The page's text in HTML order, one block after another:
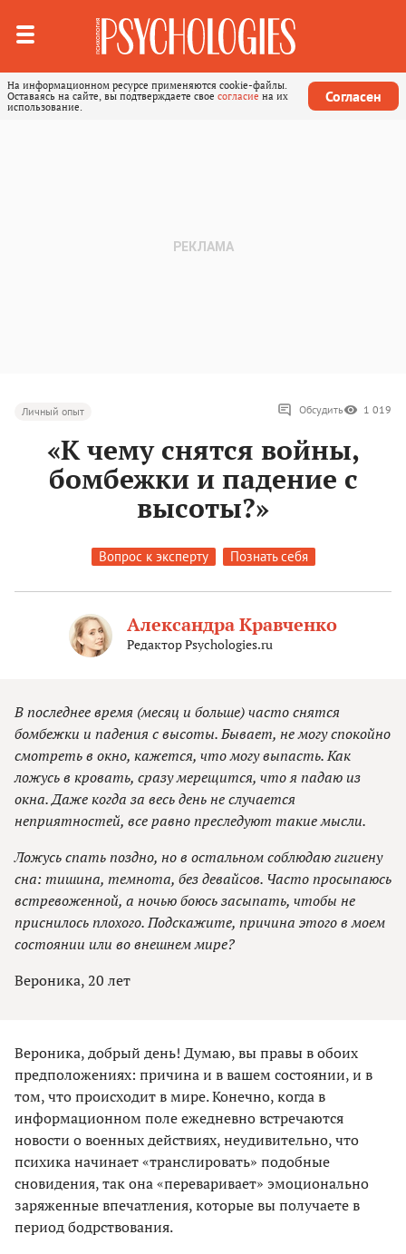
На информационном ресурсе применяются cookie-файлы.
Оставаясь на сайте, вы подтверждаете свое согласие на их
использование.
Согласен
Личный опыт Обсудить 1 019
«К чему снятся войны,
бомбежки и падение с
высоты?»
Вопрос к эксперту Познать себя
Александра Кравченко
Редактор Psychologies.ru
В последнее время (месяц и больше) часто снятся
бомбежки и падения с высоты. Бывает, не могу спокойно
смотреть в окно, кажется, что могу выпасть. Как
ложусь в кровать, сразу мерещится, что я падаю из
окна. Даже когда за весь день не случается
неприятностей, все равно преследуют такие мысли.
Ложусь спать поздно, но в остальном соблюдаю гигиену
сна: тишина, темнота, без девайсов. Часто просыпаюсь
встревоженной, а ночью боюсь засыпать, чтобы не
приснилось плохого. Подскажите, причина этого в моем
состоянии или во внешнем мире?
Вероника, 20 лет
Вероника, добрый день! Думаю, вы правы в обоих
предположениях: причина и в вашем состоянии, и в
том, что происходит в мире. Конечно, когда в
информационном поле ежедневно встречаются
новости о военных действиях, неудивительно, что
психика начинает «транслировать» подобные
сновидения, так она «переваривает» эмоционально
заряженные впечатления, которые вы получаете в
период бодрствования.